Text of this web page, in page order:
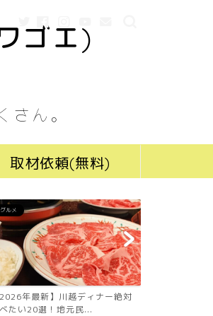
ゴエ)
さん。
取材依頼(無料)
グルメ
2026年最新】川越ディナー絶対
たい20選！地元民...